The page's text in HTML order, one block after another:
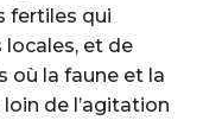
fertiles qui
et de
où la faune et la
de l’agitation